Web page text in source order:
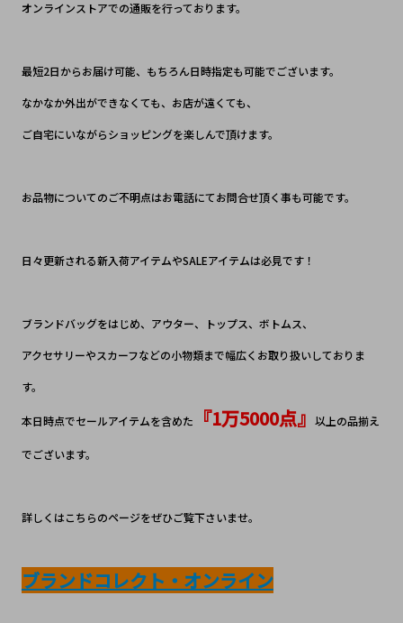
オンラインストアでの通販を行っております。
最短2日からお届け可能、もちろん日時指定も可能でございます。
なかなか外出ができなくても、お店が遠くても、
ご自宅にいながらショッピングを楽しんで頂けます。
お品物についてのご不明点はお電話にてお問合せ頂く事も可能です。
日々更新される新入荷アイテムやSALEアイテムは必見です！
ブランドバッグをはじめ、アウター、トップス、ボトムス、
アクセサリーやスカーフなどの小物類まで幅広くお取り扱いしておりま
す。
本日時点でセールアイテムを含めた 『1万5000点』 以上の品揃え
でございます。
詳しくはこちらのページをぜひご覧下さいませ。
ブランドコレクト・オンライン